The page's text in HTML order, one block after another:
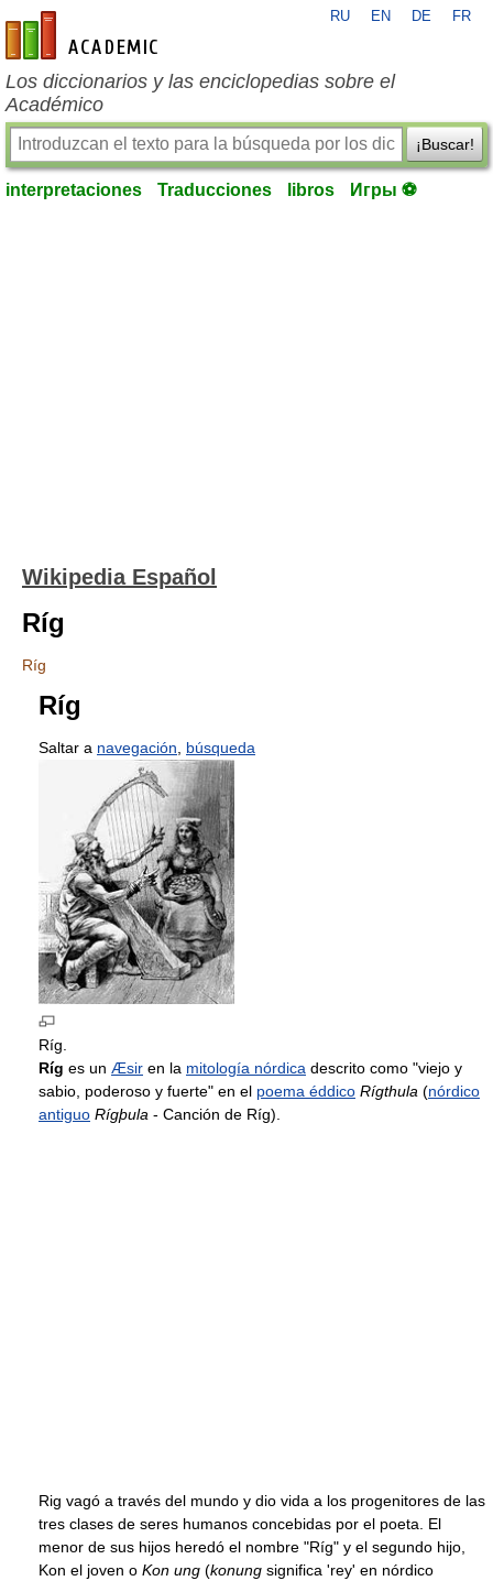
es-academic.com
RU EN DE FR
Los diccionarios y las enciclopedias sobre el
Académico
¡Buscar!
interpretaciones Traducciones libros Игры ⚽
Wikipedia Español
Ríg
Ríg
Ríg
Saltar a navegación búsqueda
Ríg.
Ríg es un Æsir en la mitología nórdica descrito como "viejo y
sabio, poderoso y fuerte" en el poema éddico Rígthula (nórdico
antiguo Rígþula - Canción de Ríg).
Rig vagó a través del mundo y dio vida a los progenitores de las
tres clases de seres humanos concebidas por el poeta. El
menor de sus hijos heredó el nombre "Ríg" y el segundo hijo,
Kon el joven o Kon ung (konung significa 'rey' en nórdico